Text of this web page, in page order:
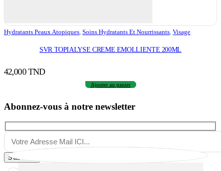
Hydratants Peaux Atopiques, Soins Hydratants Et Nourrissants, Visage
SVR TOPIALYSE CREME EMOLLIENTE 200ML
42,000TND
Ajouter au panier
Abonnez-vous à notre newsletter
S'abonner